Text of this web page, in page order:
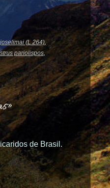
(L 264),
pariolispos,
de Brasil.